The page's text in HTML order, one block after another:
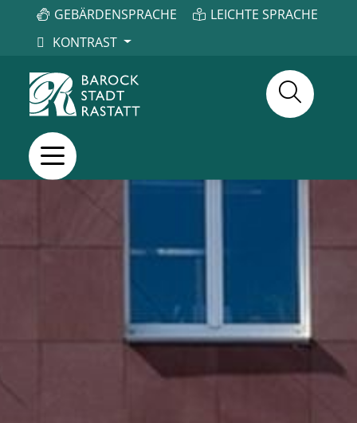
GEBÄRDENSPRACHE
LEICHTE SPRACHE
KONTRAST